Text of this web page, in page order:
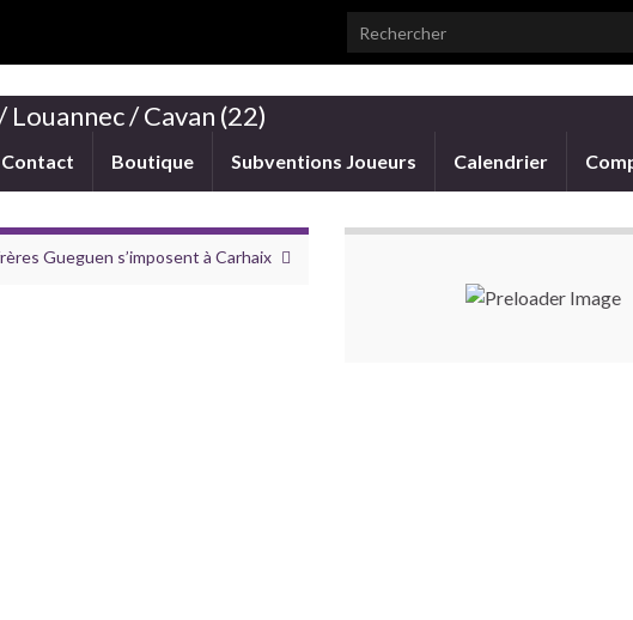
Search for:
/ Cavan (22)
Contact Boutique Subventions Joueurs Calendrier
Gueguen s’imposent à Carhaix